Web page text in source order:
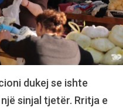
dukej se ishte
sinjal tjetër. Rritja e